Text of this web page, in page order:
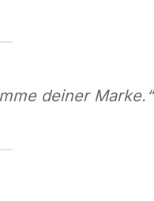
deiner Marke.“